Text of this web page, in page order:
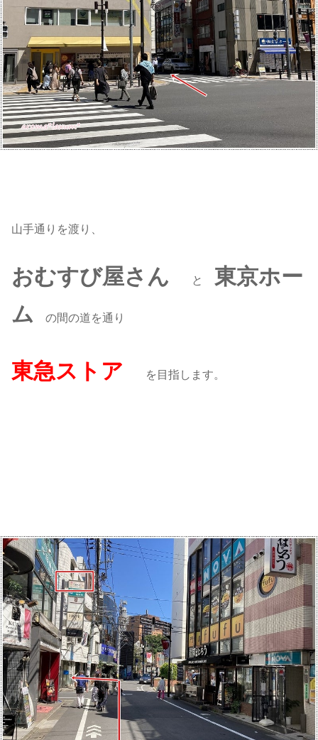
山手通りを渡り、
おむすび屋さん と 東京ホー
ム
の間の道を通り
東急ストア を目指します。